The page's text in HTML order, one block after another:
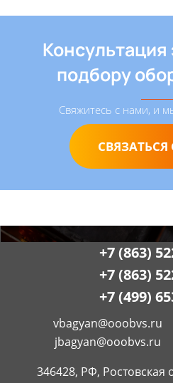
Консультация
подбору
Свяжитесь с нами, и
vbagyan@ooobvs.ru
jbagyan@ooobvs.ru
346428, РФ, Ростовская
+7 (863)
+7 (863)
+7 (499)